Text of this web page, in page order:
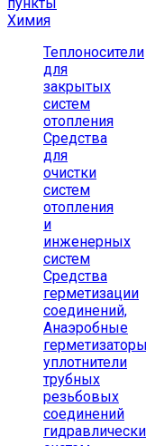
Химия
Теплоносители
для
закрытых
систем
отопления
Средства
для
очистки
систем
отопления
и
инженерных
систем
Средства
герметизации
соединений,
Анаэробные
уплотнители
трубных
резьбовых
соединений